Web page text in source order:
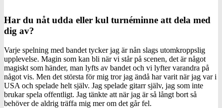
Har du nåt udda eller kul turnéminne att dela med
dig av?
Varje spelning med bandet tycker jag är nån slags utomkroppslig
upplevelse. Magin som kan bli när vi står på scenen, det är något
magiskt som händer, man lyfts av bandet och vi lyfter varandra på
något vis. Men det största för mig tror jag ändå har varit när jag var i
USA och spelade helt själv. Jag spelade gitarr själv, jag som inte
brukar spela offentligt. Jag tänkte att när jag är så långt bort så
behöver de aldrig träffa mig mer om det går fel.